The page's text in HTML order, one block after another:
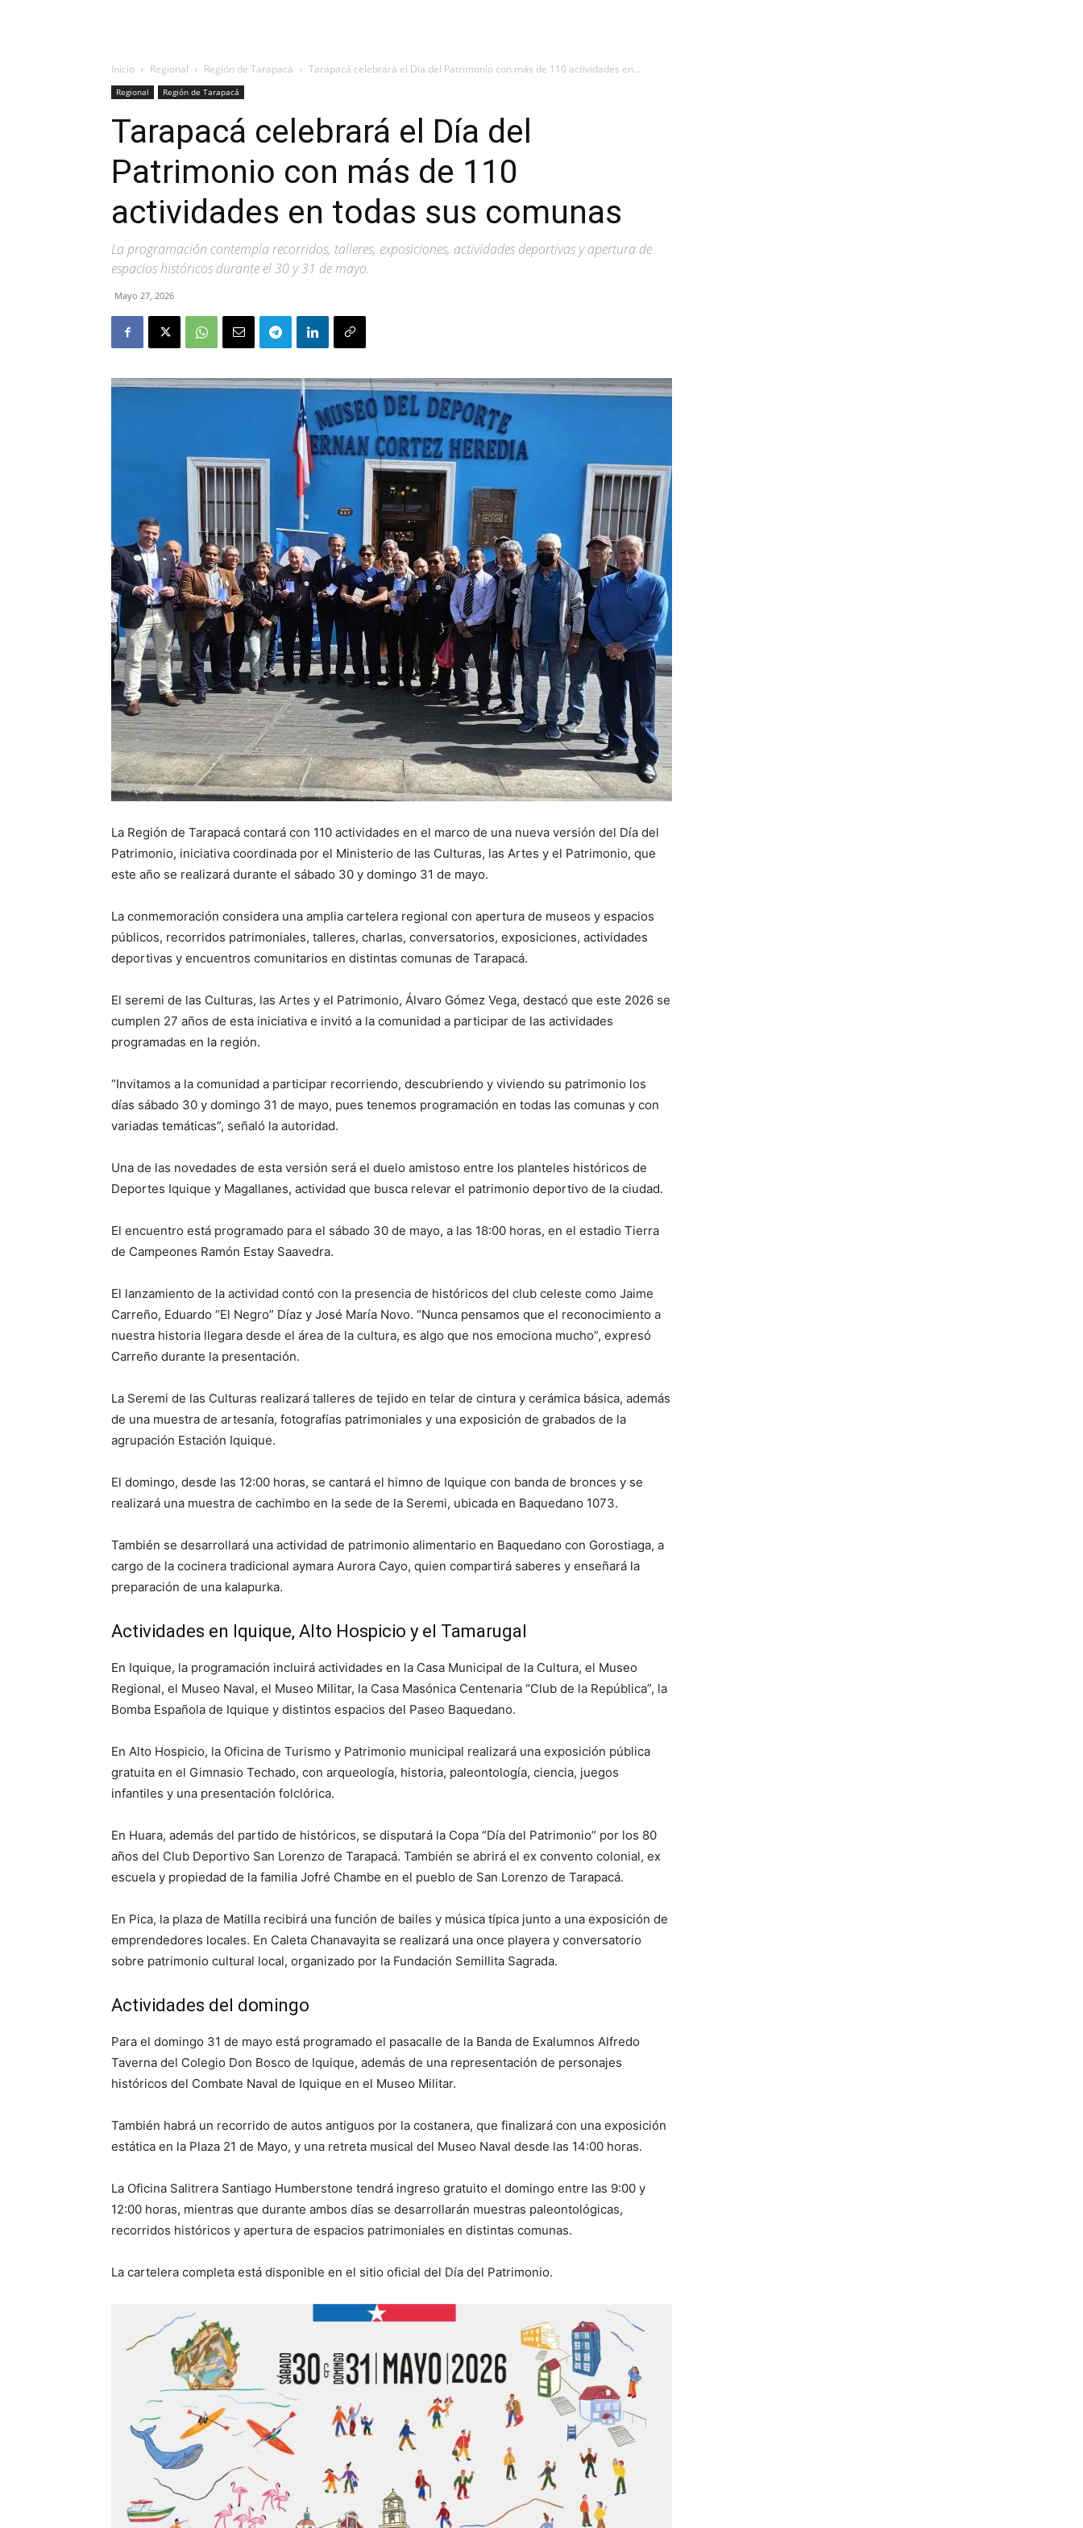
Inicio Regional Región de Tarapacá Tarapacá celebrará el Día del Patrimonio con más de 110 actividades en...
Regional Región de Tarapacá
Tarapacá celebrará el Día del
Patrimonio con más de 110
actividades en todas sus comunas
La programación contempla recorridos, talleres, exposiciones, actividades deportivas y apertura de
espacios históricos durante el 30 y 31 de mayo.
Mayo 27, 2026
La Región de Tarapacá contará con 110 actividades en el marco de una nueva versión del Día del
Patrimonio, iniciativa coordinada por el Ministerio de las Culturas, las Artes y el Patrimonio, que
este año se realizará durante el sábado 30 y domingo 31 de mayo.
La conmemoración considera una amplia cartelera regional con apertura de museos y espacios
públicos, recorridos patrimoniales, talleres, charlas, conversatorios, exposiciones, actividades
deportivas y encuentros comunitarios en distintas comunas de Tarapacá.
El seremi de las Culturas, las Artes y el Patrimonio, Álvaro Gómez Vega, destacó que este 2026 se
cumplen 27 años de esta iniciativa e invitó a la comunidad a participar de las actividades
programadas en la región.
“Invitamos a la comunidad a participar recorriendo, descubriendo y viviendo su patrimonio los
días sábado 30 y domingo 31 de mayo, pues tenemos programación en todas las comunas y con
variadas temáticas”, señaló la autoridad.
Una de las novedades de esta versión será el duelo amistoso entre los planteles históricos de
Deportes Iquique y Magallanes, actividad que busca relevar el patrimonio deportivo de la ciudad.
El encuentro está programado para el sábado 30 de mayo, a las 18:00 horas, en el estadio Tierra
de Campeones Ramón Estay Saavedra.
El lanzamiento de la actividad contó con la presencia de históricos del club celeste como Jaime
Carreño, Eduardo “El Negro” Díaz y José María Novo. “Nunca pensamos que el reconocimiento a
nuestra historia llegara desde el área de la cultura, es algo que nos emociona mucho”, expresó
Carreño durante la presentación.
La Seremi de las Culturas realizará talleres de tejido en telar de cintura y cerámica básica, además
de una muestra de artesanía, fotografías patrimoniales y una exposición de grabados de la
agrupación Estación Iquique.
El domingo, desde las 12:00 horas, se cantará el himno de Iquique con banda de bronces y se
realizará una muestra de cachimbo en la sede de la Seremi, ubicada en Baquedano 1073.
También se desarrollará una actividad de patrimonio alimentario en Baquedano con Gorostiaga, a
cargo de la cocinera tradicional aymara Aurora Cayo, quien compartirá saberes y enseñará la
preparación de una kalapurka.
Actividades en Iquique, Alto Hospicio y el Tamarugal
En Iquique, la programación incluirá actividades en la Casa Municipal de la Cultura, el Museo
Regional, el Museo Naval, el Museo Militar, la Casa Masónica Centenaria “Club de la República”, la
Bomba Española de Iquique y distintos espacios del Paseo Baquedano.
En Alto Hospicio, la Oficina de Turismo y Patrimonio municipal realizará una exposición pública
gratuita en el Gimnasio Techado, con arqueología, historia, paleontología, ciencia, juegos
infantiles y una presentación folclórica.
En Huara, además del partido de históricos, se disputará la Copa “Día del Patrimonio” por los 80
años del Club Deportivo San Lorenzo de Tarapacá. También se abrirá el ex convento colonial, ex
escuela y propiedad de la familia Jofré Chambe en el pueblo de San Lorenzo de Tarapacá.
En Pica, la plaza de Matilla recibirá una función de bailes y música típica junto a una exposición de
emprendedores locales. En Caleta Chanavayita se realizará una once playera y conversatorio
sobre patrimonio cultural local, organizado por la Fundación Semillita Sagrada.
Actividades del domingo
Para el domingo 31 de mayo está programado el pasacalle de la Banda de Exalumnos Alfredo
Taverna del Colegio Don Bosco de Iquique, además de una representación de personajes
históricos del Combate Naval de Iquique en el Museo Militar.
También habrá un recorrido de autos antiguos por la costanera, que finalizará con una exposición
estática en la Plaza 21 de Mayo, y una retreta musical del Museo Naval desde las 14:00 horas.
La Oficina Salitrera Santiago Humberstone tendrá ingreso gratuito el domingo entre las 9:00 y
12:00 horas, mientras que durante ambos días se desarrollarán muestras paleontológicas,
recorridos históricos y apertura de espacios patrimoniales en distintas comunas.
La cartelera completa está disponible en el sitio oficial del Día del Patrimonio.